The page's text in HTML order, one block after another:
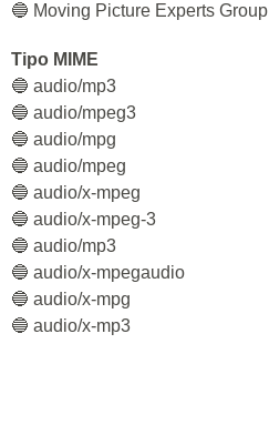
🔵 Moving Picture Experts Group
Tipo MIME
🔵 audio/mp3
🔵 audio/mpeg3
🔵 audio/mpg
🔵 audio/mpeg
🔵 audio/x-mpeg
🔵 audio/x-mpeg-3
🔵 audio/mp3
🔵 audio/x-mpegaudio
🔵 audio/x-mpg
🔵 audio/x-mp3